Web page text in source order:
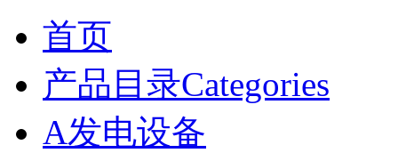
首页
产品目录Categories
A发电设备